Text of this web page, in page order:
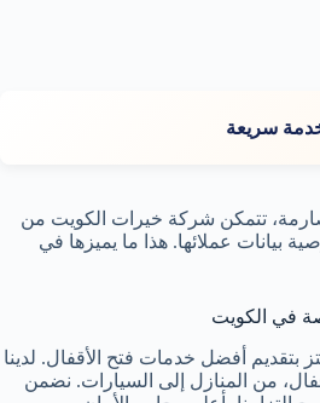
سريعة
تتمكن شركة خيرات الكويت من
بيانات عملائها. هذا ما يميزها في
في الكويت
أفضل خدمات فتح الأقفال. لدينا
من المنازل إلى السيارات. نضمن